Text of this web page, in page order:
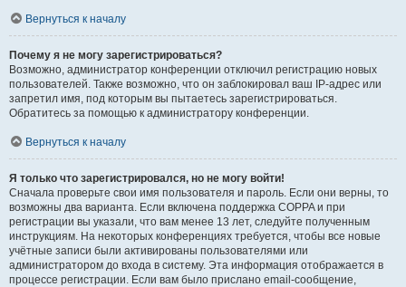
Вернуться к началу
Почему я не могу зарегистрироваться?
Возможно, администратор конференции отключил регистрацию новых
пользователей. Также возможно, что он заблокировал ваш IP-адрес или
запретил имя, под которым вы пытаетесь зарегистрироваться.
Обратитесь за помощью к администратору конференции.
Вернуться к началу
Я только что зарегистрировался, но не могу войти!
Сначала проверьте свои имя пользователя и пароль. Если они верны, то
возможны два варианта. Если включена поддержка COPPA и при
регистрации вы указали, что вам менее 13 лет, следуйте полученным
инструкциям. На некоторых конференциях требуется, чтобы все новые
учётные записи были активированы пользователями или
администратором до входа в систему. Эта информация отображается в
процессе регистрации. Если вам было прислано email-сообщение,